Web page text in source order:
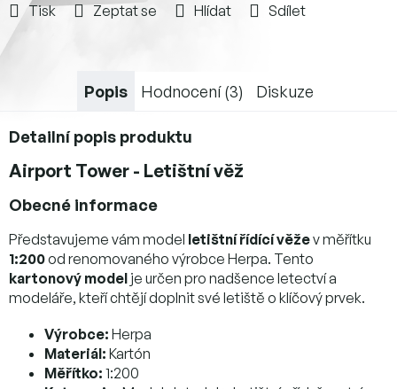
Tisk Zeptat se Hlídat Sdílet
Popis Hodnocení (3) Diskuze
Detailní popis produktu
Airport Tower - Letištní věž
Obecné informace
Představujeme vám model letištní řídící věžev měřítku
1:200od renomovaného výrobce Herpa. Tento
kartonový model je určen pro nadšence letectví a
modeláře, kteří chtějí doplnit své letiště o klíčový prvek.
Výrobce: Herpa
Materiál: Kartón
Měřítko: 1:200